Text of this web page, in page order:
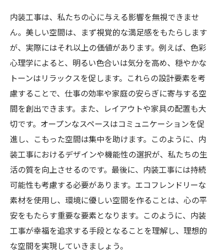
内装工事は、私たちの心に与える影響を無視できませ
ん。美しい空間は、まず視覚的な満足感をもたらします
が、実際にはそれ以上の価値があります。例えば、色彩
心理学によると、明るい色合いは気分を高め、穏やかな
トーンはリラックスを促します。これらの設計要素を考
慮することで、仕事の効率や家庭の安らぎに寄与する空
間を創出できます。また、レイアウトや家具の配置も大
切です。オープンなスペースはコミュニケーションを促
進し、こもった空間は集中を助けます。このように、内
装工事におけるデザインや機能性の選択が、私たちの生
活の質を向上させるのです。最後に、内装工事には持続
可能性も考慮する必要があります。エコフレンドリーな
素材を使用し、環境に優しい空間を作ることは、心の平
安をもたらす重要な要素となります。このように、内装
工事が幸福を追求する手段となることを理解し、理想的
な空間を実現していきましょう。